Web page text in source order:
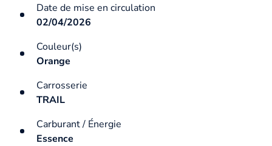
Date de mise en circulation
02/04/2026
Couleur(s)
Orange
Carrosserie
TRAIL
Carburant / Énergie
Essence